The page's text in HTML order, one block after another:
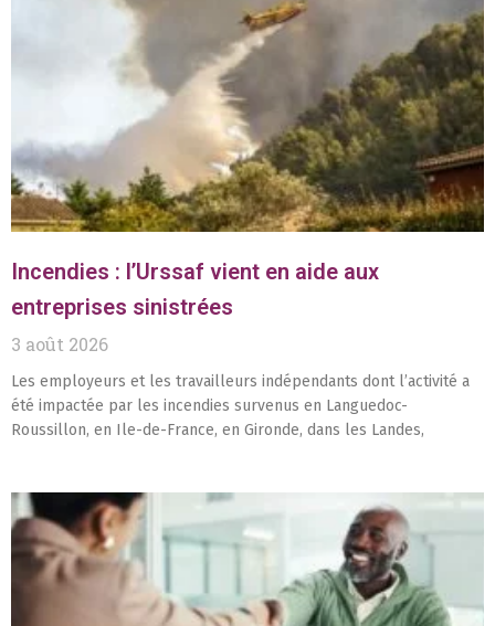
Incendies : l’Urssaf vient en aide aux
entreprises sinistrées
3 août 2026
Les employeurs et les travailleurs indépendants dont l’activité a
été impactée par les incendies survenus en Languedoc-
Roussillon, en Ile-de-France, en Gironde, dans les Landes,